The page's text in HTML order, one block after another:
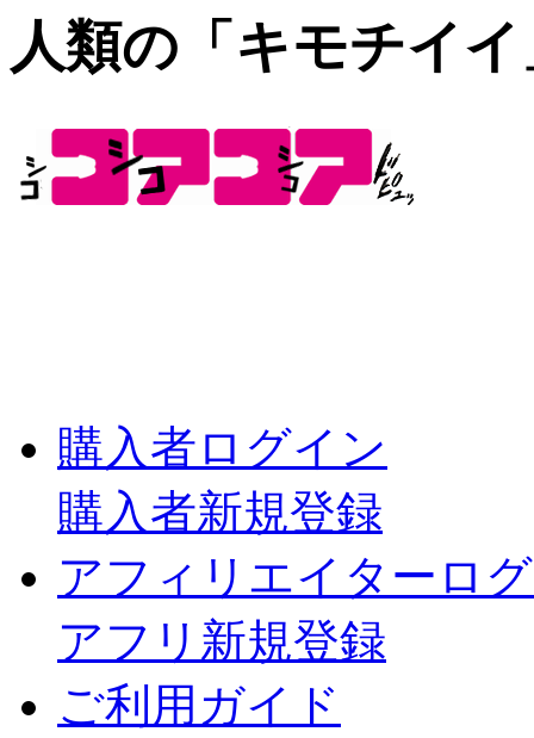
人類の「キモチイ
購入者ログイン
購入者新規登録
アフィリエイターロ
アフリ新規登録
ご利用ガイド